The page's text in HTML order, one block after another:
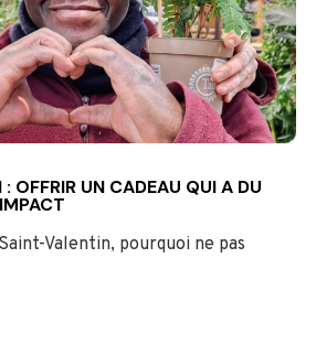
OFFRIR UN CADEAU QUI A DU
Valentin, pourquoi ne pas